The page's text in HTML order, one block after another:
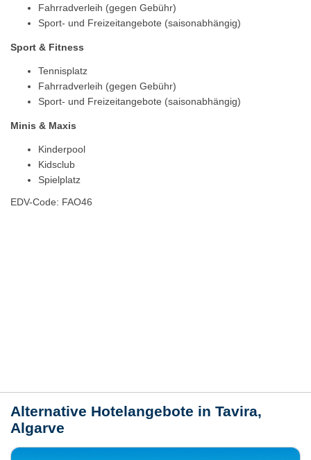
Fahrradverleih (gegen Gebühr)
Sport- und Freizeitangebote (saisonabhängig)
Sport & Fitness
Tennisplatz
Fahrradverleih (gegen Gebühr)
Sport- und Freizeitangebote (saisonabhängig)
Minis & Maxis
Kinderpool
Kidsclub
Spielplatz
EDV-Code: FAO46
Alternative Hotelangebote in Tavira,
Algarve